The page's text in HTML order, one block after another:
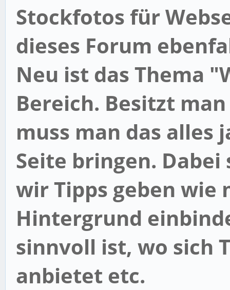
Stockfotos für
dieses Forum
Neu ist das Thema "
Bereich. Besitzt
muss man das alles
Seite bringen.
wir Tipps geben wie
Hintergrund
sinnvoll ist, wo sich
anbietet etc.